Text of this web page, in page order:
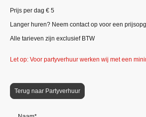
Prijs per dag € 5
Langer huren? Neem contact op voor een
Alle tarieven zijn exclusief BTW
Let op: Voor partyverhuur werken wij met een
Terug naar Partyverhuur